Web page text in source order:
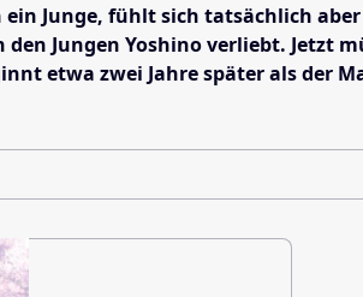
Junge, fühlt sich tatsächlich
Jungen Yoshino verliebt. Jetzt
etwa zwei Jahre später als der